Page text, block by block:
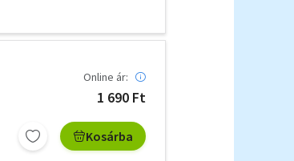
Online ár:
1 690 Ft
Kosárba